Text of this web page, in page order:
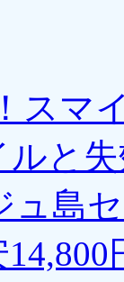
スマ
ルと
島